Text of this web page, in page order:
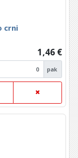
crni
1,46 €
pak